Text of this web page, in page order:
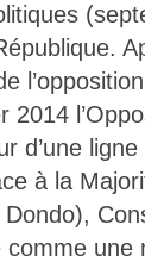
2014
d’une
à la
comme